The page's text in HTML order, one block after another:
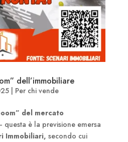
dell’immobiliare
| Per chi vende
del mercato
questa è la previsione emersa
Immobiliari, secondo cui